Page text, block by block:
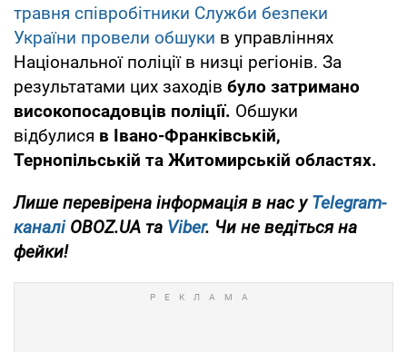
травня співробітники Служби безпеки
України провели обшуки в управліннях
Національної поліції в низці регіонів. За
результатами цих заходів було затримано
високопосадовців поліції. Обшуки
відбулися в Івано-Франківській,
Тернопільській та Житомирській областях.
Лише перевірена інформація в нас у Telegram-
каналі OBOZ.UA та Viber. Чи не ведіться на
фейки!